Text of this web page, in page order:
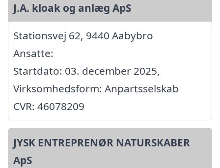
J.A. kloak og anlæg ApS
Stationsvej 62, 9440 Aabybro
Ansatte:
Startdato: 03. december 2025,
Virksomhedsform: Anpartsselskab
CVR: 46078209
JYSK ENTREPRENØR NATURSKABER
ApS